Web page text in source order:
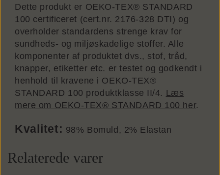
Dette produkt er OEKO-TEX® STANDARD
100 certificeret (cert.nr. 2176-328 DTI) og
overholder standardens strenge krav for
sundheds- og miljøskadelige stoffer. Alle
komponenter af produktet dvs., stof, tråd,
knapper, etiketter etc. er testet og godkendt i
henhold til kravene i OEKO-TEX®
STANDARD 100 produktklasse II/4. Læs
mere om OEKO-TEX® STANDARD 100 her.
Kvalitet: 98% Bomuld, 2% Elastan
Relaterede varer